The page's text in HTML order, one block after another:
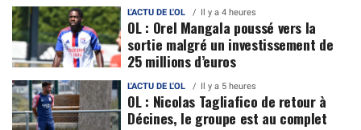
L'ACTU DE L'OL Il y a 4 heures
OL : Orel Mangala poussé vers la
sortie malgré un investissement de
25 millions d’euros
L'ACTU DE L'OL Il y a 5 heures
OL : Nicolas Tagliafico de retour à
Décines, le groupe est au complet